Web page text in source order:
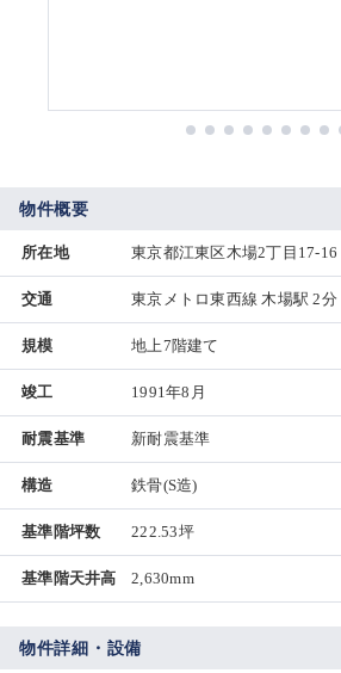
物件概要
所在地 東京都江東区木場2丁目17-16
交通 東京メトロ東西線 木場駅 2分
規模 地上7階建て
竣工 1991年8月
耐震基準 新耐震基準
構造 鉄骨(S造)
基準階坪数 222.53坪
基準階天井高 2,630mm
物件詳細・設備